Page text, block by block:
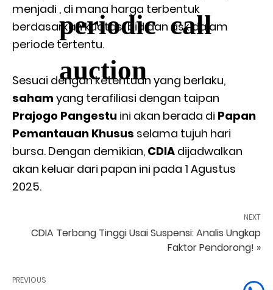
menjadi periodic call
auction
, di mana harga terbentuk
berdasarkan kuotasi bid dan ask dalam
periode tertentu.
Sesuai dengan ketentuan yang berlaku,
saham yang terafiliasi dengan taipan
Prajogo Pangestu ini akan berada di Papan
Pemantauan Khusus selama tujuh hari
bursa. Dengan demikian, CDIA dijadwalkan
akan keluar dari papan ini pada 1 Agustus
2025.
NEXT
CDIA Terbang Tinggi Usai Suspensi: Analis Ungkap
Faktor Pendorong! »
PREVIOUS